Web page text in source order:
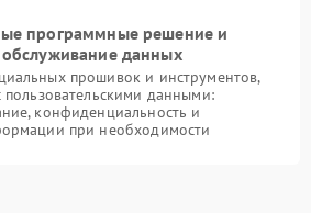
программные решение и
данных
прошивок и инструментов,
пользовательскими данными:
конфиденциальность и
при необходимости